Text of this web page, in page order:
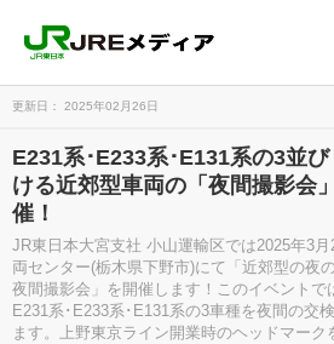
更新日： 2025年02月26日
E231系･E233系･E131系の3並
ける近郊型車両の「夜間撮影会
催！
JR東日本大宮支社 小山運輸区では2025年3
両センター(栃木県下野市)にて「近郊型の夜
夜間撮影会」を開催します！このイベントで
E231系･E233系･E131系の3車種を夜間の交
ます。上野東京ライン開業時のヘッドマー